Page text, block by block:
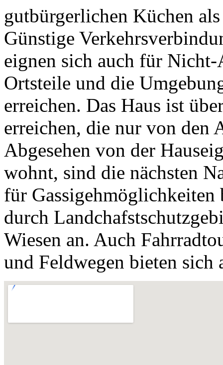
gutbürgerlichen Küchen
Günstige
eignen sich auch für
Ortsteile und die
erreichen. Das Haus ist
erreichen, die nur von den
Abgesehen von der
wohnt, sind die nächsten
für Gassigehmöglichkeiten
durch
Wiesen an. Auch
und Feldwegen bieten sich